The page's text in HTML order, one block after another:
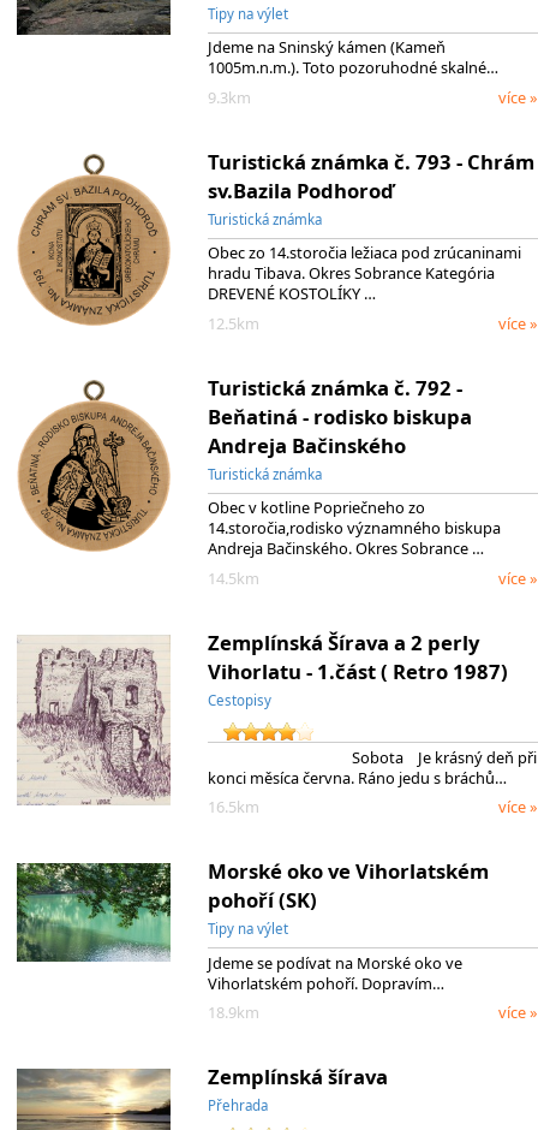
Tipy na výlet
Jdeme na Sninský kámen (Kameň
1005m.n.m.). Toto pozoruhodné skalné…
9.3km
více »
Turistická známka č. 793 - Chrám
sv.Bazila Podhoroď
Turistická známka
Obec zo 14.storočia ležiaca pod zrúcaninami
hradu Tibava. Okres Sobrance Kategória
DREVENÉ KOSTOLÍKY …
12.5km
více »
Turistická známka č. 792 -
Beňatiná - rodisko biskupa
Andreja Bačinského
Turistická známka
Obec v kotline Popriečneho zo
14.storočia,rodisko významného biskupa
Andreja Bačinského. Okres Sobrance …
14.5km
více »
Zemplínská Šírava a 2 perly
Vihorlatu - 1.část ( Retro 1987)
Cestopisy
Sobota Je krásný deň při
konci měsíca června. Ráno jedu s bráchů…
16.5km
více »
Morské oko ve Vihorlatském
pohoří (SK)
Tipy na výlet
Jdeme se podívat na Morské oko ve
Vihorlatském pohoří. Dopravím…
18.9km
více »
Zemplínská šírava
Přehrada